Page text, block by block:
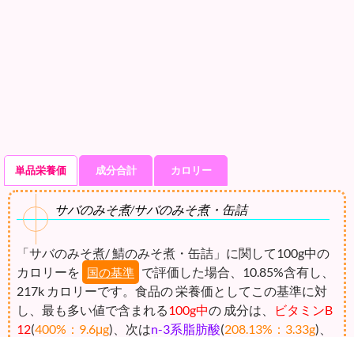
単品栄養価 成分合計 カロリー
サバのみそ煮/サバのみそ煮・缶詰
「サバのみそ煮/ 鯖のみそ煮・缶詰」に関して100g中の
カロリーを
国の基準 で評価した場合、10.85%含有し、
217k カロリーです。食品の 栄養価としてこの基準に対
し、最も多い値で含まれる100g中の 成分は、
ビタミンB
12(400%：9.6μg)、次はn-3系脂肪酸(208.13%：3.33g)、